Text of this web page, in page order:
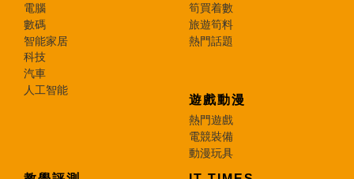
電腦
數碼
智能家居
科技
汽車
人工智能
筍買着數
旅遊筍料
熱門話題
遊戲動漫
熱門遊戲
電競裝備
動漫玩具